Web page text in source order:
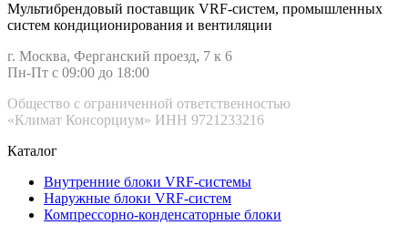
Мультибрендовый поставщик VRF-cистем, промышленных
систем кондиционирования и вентиляции
г. Москва, Ферганский проезд, 7 к 6
Пн-Пт с 09:00 до 18:00
Общество с ограниченной ответственностью
«Климат Консорциум» ИНН 9721233216
Каталог
Внутренние блоки VRF-cистемы
Наружные блоки VRF-cистем
Компрессорно-конденсаторные блоки